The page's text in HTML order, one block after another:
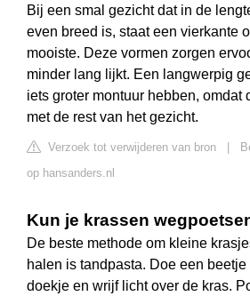
Bij een smal gezicht dat in de
even breed is, staat een vierkante
mooiste. Deze vormen zorgen
minder lang lijkt. Een langwerpig
iets groter montuur hebben, omdat
met de rest van het gezicht.
Verzoek tot verwijderen van bron
op hansanders.nl
Kun je krassen
De beste methode om kleine
halen is tandpasta. Doe een
doekje en wrijf licht over de kras.